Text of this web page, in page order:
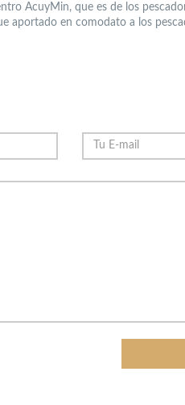
AcuyMin, que es de los
aportado en comodato a los